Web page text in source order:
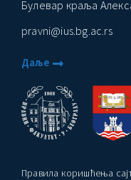
Булевар краља
pravni@ius.bg.ac.rs
Даље
Правила коришћења